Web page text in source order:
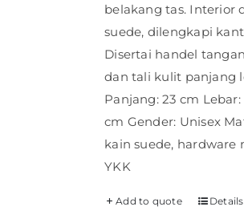
belakang tas. Interior
suede, dilengkapi
Disertai handel
dan tali kulit panjang
Panjang: 23 cm Lebar:
cm Gender: Unisex
kain suede, hardware
YKK
Add to quote Details